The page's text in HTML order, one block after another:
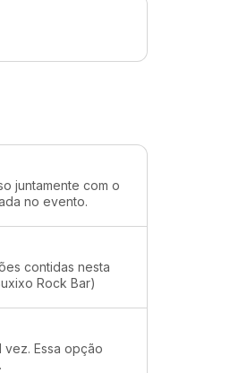
juntamente com o
no evento.
contidas nesta
Rock Bar)
Essa opção